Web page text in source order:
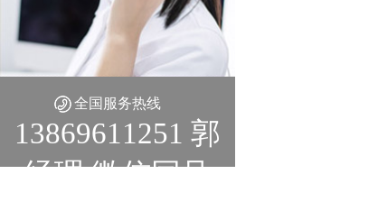
全国服务热线
13869611251 郭
经理 微信同号